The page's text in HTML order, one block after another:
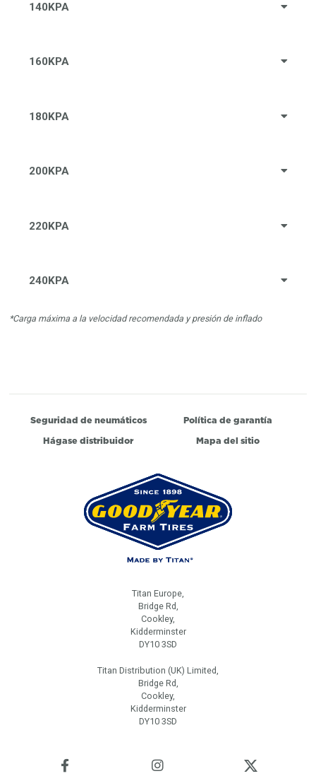
140KPA
160KPA
180KPA
200KPA
220KPA
240KPA
*Carga máxima a la velocidad recomendada y presión de inflado
Seguridad de neumáticos
Política de garantía
Hágase distribuidor
Mapa del sitio
Titan Europe,
Bridge Rd,
Cookley,
Kidderminster
DY10 3SD
Titan Distribution (UK) Limited,
Bridge Rd,
Cookley,
Kidderminster
DY10 3SD